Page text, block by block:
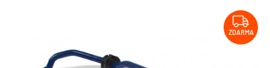
ZDARMA